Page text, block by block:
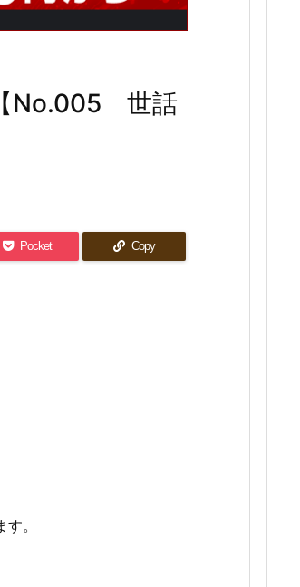
No.005 世話
Pocket Copy
。